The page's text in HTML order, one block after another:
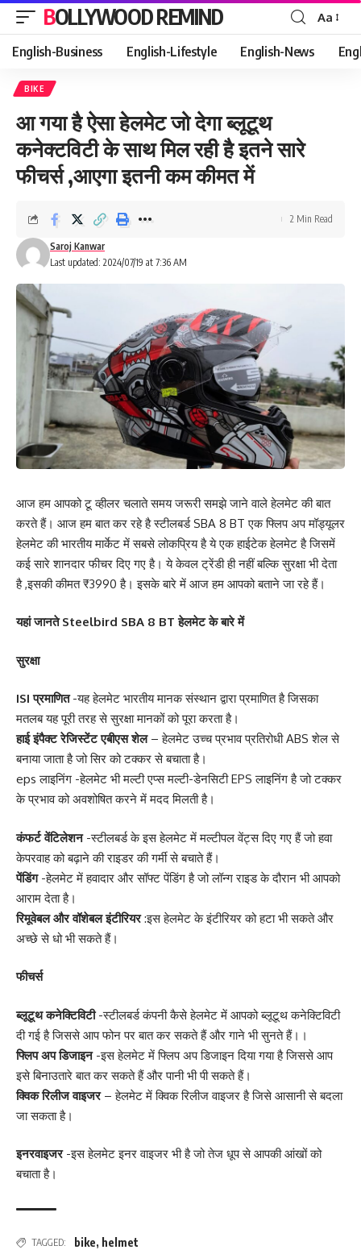
BOLLYWOOD REMIND
Font
Resizer
Aa
English-Business English-Lifestyle English-News
BIKE
आ गया है ऐसा हेलमेट जो देगा ब्लूटूथ
कनेक्टविटी के साथ मिल रही है इतने सारे
फीचर्स ,आएगा इतनी कम कीमत में
Last updated: 2024/07/19 at 7:36 AM
Saroj Kanwar
2 Min Read
आज हम आपको टू व्हीलर चलाते समय जरूरी समझे जाने वाले हेलमेट की बात
करते हैं। आज हम बात कर रहे है स्टीलबर्ड SBA 8 BT एक फ्लिप अप मॉड्यूलर
हेलमेट की भारतीय मार्केट में सबसे लोकप्रिय है ये एक हाईटेक हेलमेट है जिसमें
कई सारे शानदार फीचर दिए गए है। ये केवल ट्रेंडी ही नहीं बल्कि सुरक्षा भी देता
है ,इसकी कीमत ₹3990 है। इसके बारे में आज हम आपको बताने जा रहे हैं।
यहां जानते Steelbird SBA 8 BT हेलमेट के बारे में
सुरक्षा
ISI प्रमाणित-यह हेलमेट भारतीय मानक संस्थान द्वारा प्रमाणित है जिसका
मतलब यह पूरी तरह से सुरक्षा मानकों को पूरा करता है।
हाई इंपैक्ट रेजिस्टेंट एबीएस शेल– हेलमेट उच्च प्रभाव प्रतिरोधी ABS शेल से
बनाया जाता है जो सिर को टक्कर से बचाता है।
eps लाइनिंग -हेलमेट भी मल्टी एप्स मल्टी-डेनसिटी EPS लाइनिंग है जो टक्कर
के प्रभाव को अवशोषित करने में मदद मिलती है।
कंफर्ट वेंटिलेशन-स्टीलबर्ड के इस हेलमेट में मल्टीपल वेंट्स दिए गए हैं जो हवा
केपरवाह को बढ़ाने की राइडर की गर्मी से बचाते हैं।
पेंडिंग-हेलमेट में हवादार और सॉफ्ट पेंडिंग है जो लॉन्ग राइड के दौरान भी आपको
आराम देता है।
रिमूवेबल और वॉशेबल इंटीरियर:इस हेलमेट के इंटीरियर को हटा भी सकते और
अच्छे से धो भी सकते हैं।
फीचर्स
ब्लूटूथ कनेक्टिविटी-स्टीलबर्ड कंपनी कैसे हेलमेट में आपको ब्लूटूथ कनेक्टिविटी
दी गई है जिससे आप फोन पर बात कर सकते हैं और गाने भी सुनते हैं।।
फ्लिप अप डिजाइन-इस हेलमेट में फ्लिप अप डिजाइन दिया गया है जिससे आप
इसे बिनाउतारे बात कर सकते हैं और पानी भी पी सकते हैं।
क्विक रिलीज वाइजर– हेलमेट में क्विक रिलीज वाइजर है जिसे आसानी से बदला
जा सकता है।
इनरवाइजर -इस हेलमेट इनर वाइजर भी है जो तेज धूप से आपकी आंखों को
बचाता है।
TAGGED: bike, helmet